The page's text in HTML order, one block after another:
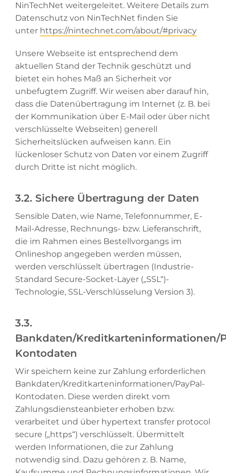
NinTechNet weitergeleitet. Weitere Details zum
Datenschutz von NinTechNet finden Sie
unter https://nintechnet.com/about/#privacy
Unsere Webseite ist entsprechend dem
aktuellen Stand der Technik geschützt und
bietet ein hohes Maß an Sicherheit vor
unbefugtem Zugriff. Wir weisen aber darauf hin,
dass die Datenübertragung im Internet (z. B. bei
der Kommunikation über E-Mail oder über nicht
verschlüsselte Webseiten) generell
Sicherheitslücken aufweisen kann. Ein
lückenloser Schutz von Daten vor einem Zugriff
durch Dritte ist nicht möglich.
3.2. Sichere Übertragung der Daten
Sensible Daten, wie Name, Telefonnummer, E-
Mail-Adresse, Rechnungs- bzw. Lieferanschrift,
die im Rahmen eines Bestellvorgangs im
Onlineshop angegeben werden müssen,
werden verschlüsselt übertragen (Industrie-
Standard Secure-Socket-Layer („SSL“)-
Technologie, SSL-Verschlüsselung Version 3).
3.3.
Bankdaten/Kreditkarteninformationen/
Kontodaten
Wir speichern keine zur Zahlung erforderlichen
Bankdaten/Kreditkarteninformationen/PayPal-
Kontodaten. Diese werden direkt vom
Zahlungsdiensteanbieter erhoben bzw.
verarbeitet und über hypertext transfer protocol
secure („https“) verschlüsselt. Übermittelt
werden Informationen, die zur Zahlung
notwendig sind. Dazu gehören z. B. Name,